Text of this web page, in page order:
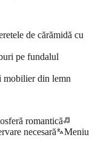
de cărămidă cu
pe fundalul
mobilier din lemn
romantică
necesară
Meniu